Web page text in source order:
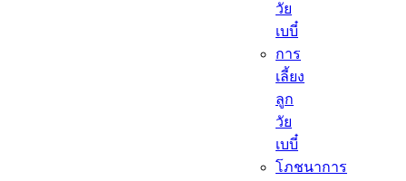
วัย
เบบี๋
การ
เลี้ยง
ลูก
วัย
เบบี๋
โภชนาการ